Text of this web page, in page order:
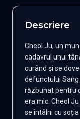
Descriere
Cheol Ju, un
cadavrul unui
curând și se
defunctului Sang
răzbunat pentru
era mic. Cheol
se întâlni cu